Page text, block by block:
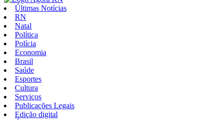
Últimas Notícias
RN
Natal
Política
Polícia
Economia
Brasil
Saúde
Esportes
Cultura
Serviços
Publicações Legais
Edição digital